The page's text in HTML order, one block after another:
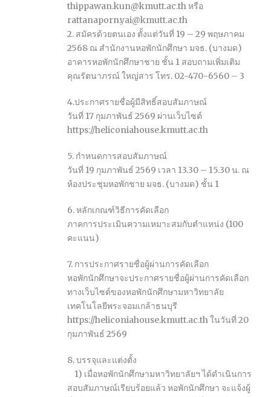
thippawan.kun@kmutt.ac.th หรือ
rattanaporn.yai@kmutt.ac.th
2. สมัครด้วยตนเอง ตั้งแต่วันที่ 19 – 29 พฤษภาคม
2568 ณ สำนักงานหอพักนักศึกษา มจธ. (บางมด)
อาคารหอพักนักศึกษาชาย ชั้น 1 สอบถามเพิ่มเติม
คุณรัตนาภรณ์ ใหญ่สาร โทร. 02-470-6560 – 3
4.ประกาศรายชื่อผู้มีสิทธิ์สอบสัมภาษณ์
วันที่ 17 กุมภาพันธ์ 2569 ผ่านเว็บไซต์
https://heliconiahouse.kmutt.ac.th
5. กำหนดการสอบสัมภาษณ์
วันที่ 19 กุมภาพันธ์ 2569 เวลา 13.30 – 15.30 น. ณ
ห้องประชุมหอพักชาย มจธ. (บางมด) ชั้น 1
6. หลักเกณฑ์วิธีการคัดเลือก
ภาคการประเมินความเหมาะสมกับตำแหน่ง (100
คะแนน)
7. การประกาศรายชื่อผู้ผ่านการคัดเลือก
หอพักนักศึกษาจะประกาศรายชื่อผู้ผ่านการคัดเลือก
ทางเว็บไซต์ของหอพักนักศึกษามหาวิทยาลัย
เทคโนโลยีพระจอมเกล้าธนบุรี
https://heliconiahouse.kmutt.ac.th ในวันที่ 20
กุมภาพันธ์ 2569
8. บรรจุและแต่งตั้ง
1) เมื่อหอพักนักศึกษามหาวิทยาลัยฯ ได้ดำเนินการ
สอบสัมภาษณ์เรียบร้อยแล้ว หอพักนักศึกษา จะแจ้งผู้